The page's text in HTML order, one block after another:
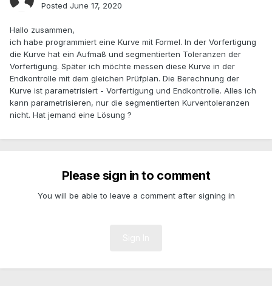
Posted June 17, 2020
Hallo zusammen,
ich habe programmiert eine Kurve mit Formel. In der Vorfertigung
die Kurve hat ein Aufmaß und segmentierten Toleranzen der
Vorfertigung. Später ich möchte messen diese Kurve in der
Endkontrolle mit dem gleichen Prüfplan. Die Berechnung der
Kurve ist parametrisiert - Vorfertigung und Endkontrolle. Alles ich
kann parametrisieren, nur die segmentierten Kurventoleranzen
nicht. Hat jemand eine Lösung ?
Please sign in to comment
You will be able to leave a comment after signing in